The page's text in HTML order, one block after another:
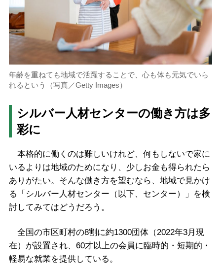
年齢を重ねても地域で活躍することで、心も体も元気でいら
れるという（写真／Getty Images）
シルバー人材センターの働き方は多
彩に
本格的に働くのは難しいけれど、何もしないで家に
いるよりは地域のためになり、少しお金も得られたら
ありがたい。そんな働き方を望むなら、地域で見かけ
る「シルバー人材センター（以下、センター）」を検
討してみてはどうだろう。
全国の市区町村の8割に約1300団体（2022年3月現
在）が設置され、60才以上の会員に臨時的・短期的・
軽易な就業を提供している。